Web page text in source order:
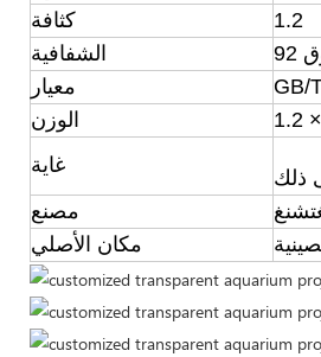
كثافة
1.2
الشفافية
معيار
GB/
الوزن
غاية
ذلك
مصنع
مكان الأصلي